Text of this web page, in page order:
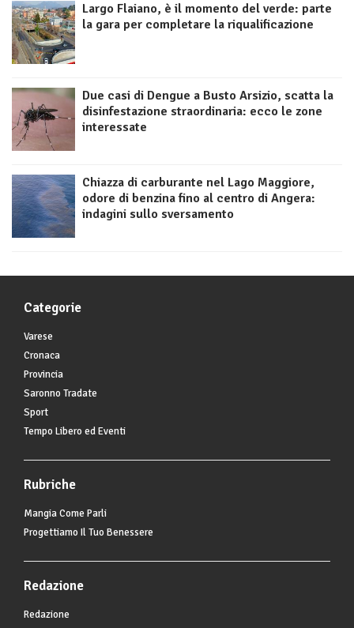
Largo Flaiano, è il momento del verde: parte
la gara per completare la riqualificazione
Due casi di Dengue a Busto Arsizio, scatta la
disinfestazione straordinaria: ecco le zone
interessate
Chiazza di carburante nel Lago Maggiore,
odore di benzina fino al centro di Angera:
indagini sullo sversamento
Categorie
Varese
Cronaca
Provincia
Saronno Tradate
Sport
Tempo Libero ed Eventi
Rubriche
Mangia Come Parli
Progettiamo Il Tuo Benessere
Redazione
Redazione